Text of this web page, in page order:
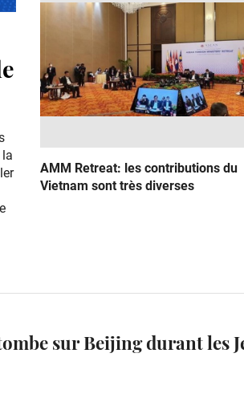
AMM Retreat: les contributions du
Vietnam sont très diverses
sur Beijing durant les